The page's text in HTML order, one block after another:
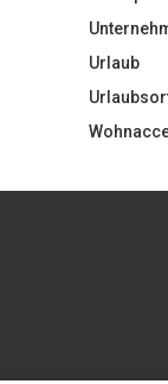
Urlaub